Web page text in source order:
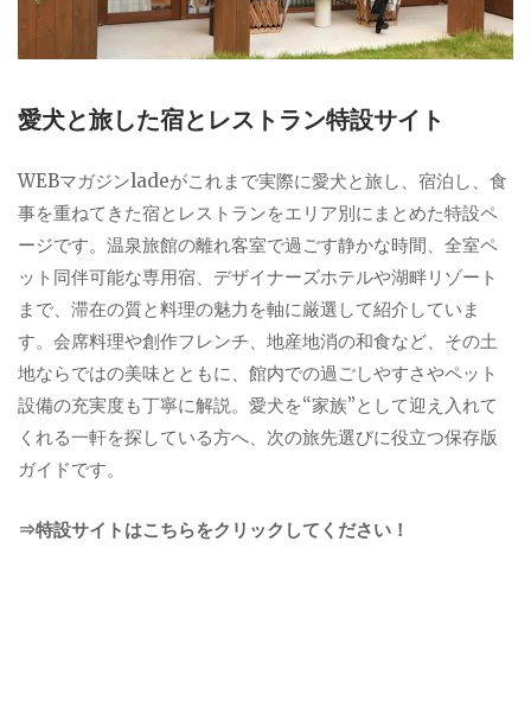
愛犬と旅した宿とレストラン特設サイト
WEBマガジンladeがこれまで実際に愛犬と旅し、宿泊し、食
事を重ねてきた宿とレストランをエリア別にまとめた特設ペ
ージです。温泉旅館の離れ客室で過ごす静かな時間、全室ペ
ット同伴可能な専用宿、デザイナーズホテルや湖畔リゾート
まで、滞在の質と料理の魅力を軸に厳選して紹介していま
す。会席料理や創作フレンチ、地産地消の和食など、その土
地ならではの美味とともに、館内での過ごしやすさやペット
設備の充実度も丁寧に解説。愛犬を“家族”として迎え入れて
くれる一軒を探している方へ、次の旅先選びに役立つ保存版
ガイドです。
⇒特設サイトはこちらをクリックしてください！